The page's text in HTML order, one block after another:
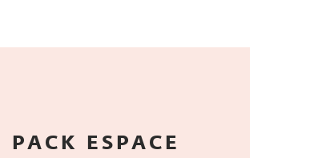
PACK ESPACE